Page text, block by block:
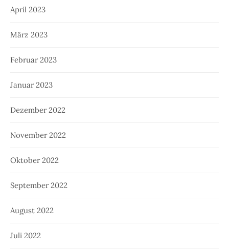
April 2023
März 2023
Februar 2023
Januar 2023
Dezember 2022
November 2022
Oktober 2022
September 2022
August 2022
Juli 2022